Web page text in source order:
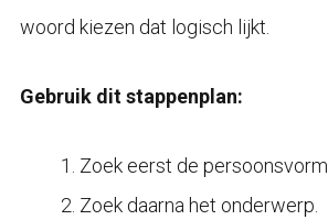
woord kiezen dat logisch lijkt.
Gebruik dit stappenplan:
Zoek eerst de persoonsvorm.
Zoek daarna het onderwerp.